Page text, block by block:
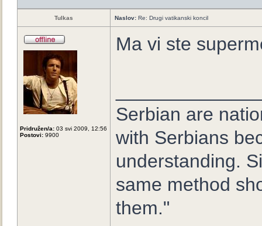
Tulkas Naslov: Re: Drugi vatikanski koncil
Pridružen/a: 03 svi 2009, 12:56
Postovi: 9900
Ma vi ste
Serbian are
with Serbians
understanding.
same method
them."